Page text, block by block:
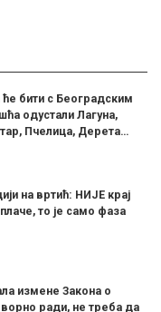
бити с Београдским
одустали Лагуна,
Пчелица, Дерета…
на вртић: НИЈЕ крај
то је само фаза
измене Закона о
ради, не треба да